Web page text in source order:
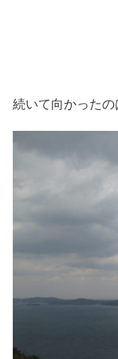
続いて向かったの